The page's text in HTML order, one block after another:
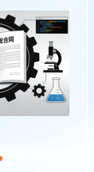
更多 >>